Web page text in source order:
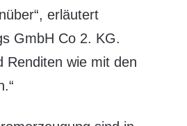
erläutert
GmbH Co 2. KG.
Renditen wie mit den